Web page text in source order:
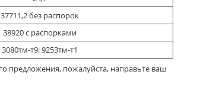
37711,2 без распорок
38920 с распорками
3080тм-т9; 9253тм-т1
предложения, пожалуйста, направьте ваш